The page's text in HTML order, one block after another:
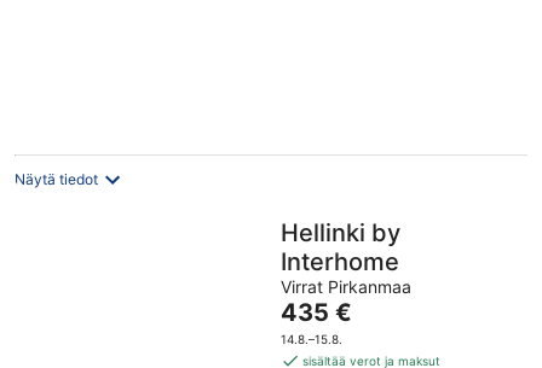
Näytä tiedot
Hellinki by
Interhome
Virrat Pirkanmaa
Hinta
on
435 €
435 €
14.8.–15.8.
sisältää verot ja maksut